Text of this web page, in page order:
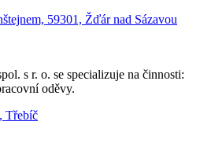
59301, Žďár nad Sázavou
s r. o. se specializuje na činnosti:
oděvy.
Třebíč